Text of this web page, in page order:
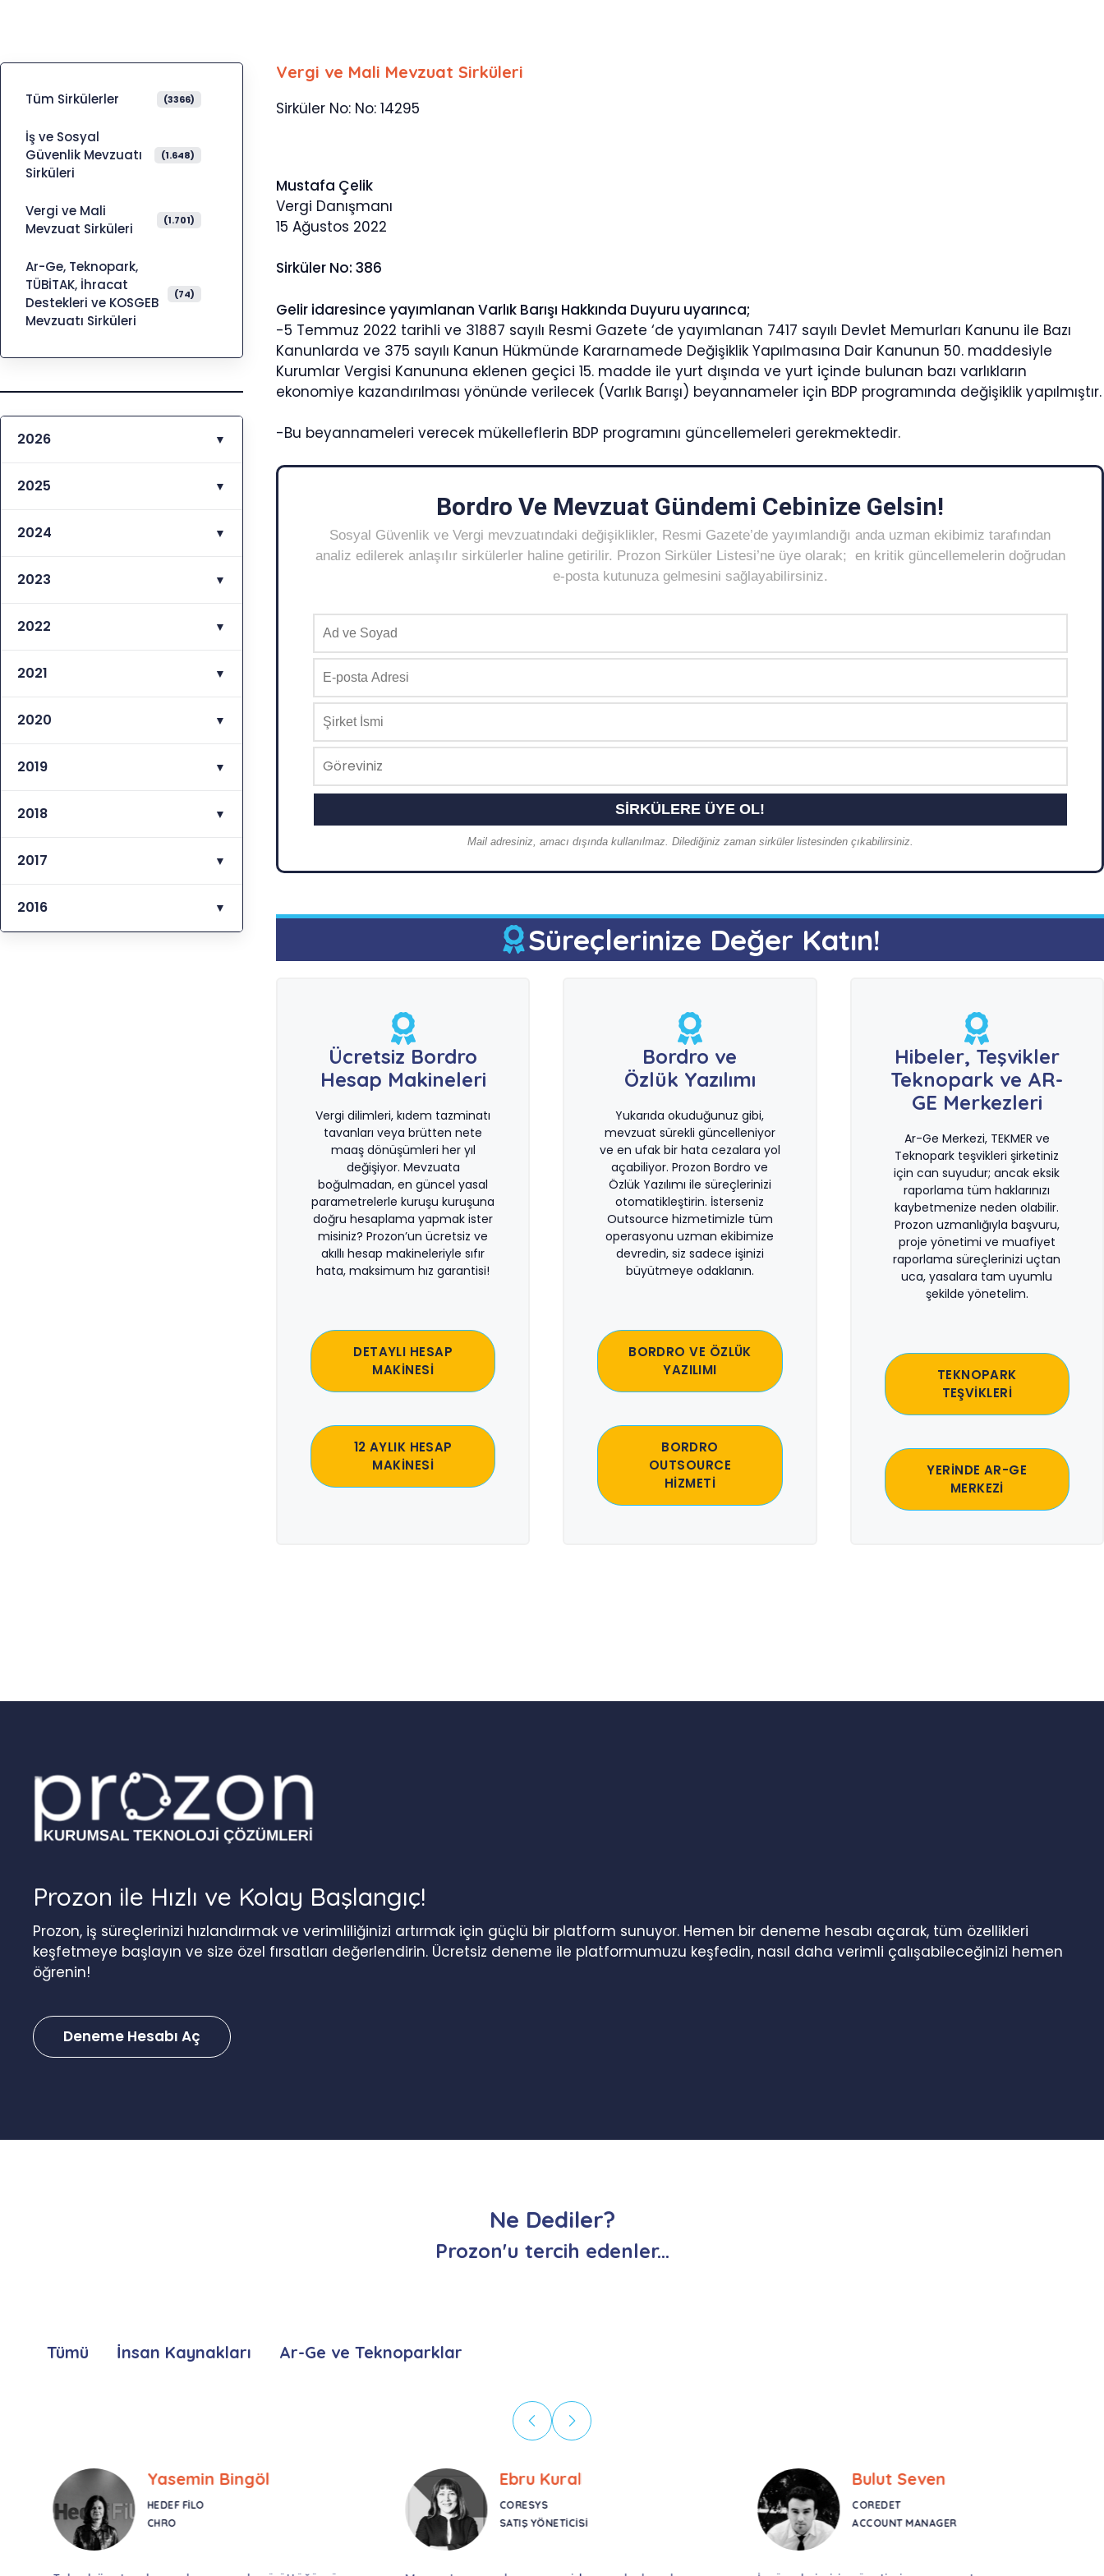
Vergi ve Mali Mevzuat Sirküleri
Sirküler No: No: 14295
Mustafa Çelik
Vergi Danışmanı
15 Ağustos 2022
Sirküler No: 386
Gelir idaresince yayımlanan Varlık Barışı Hakkında Duyuru uyarınca;
-5 Temmuz 2022 tarihli ve 31887 sayılı Resmi Gazete ‘de yayımlanan 7417 sayılı Devlet Memurları Kanunu ile Bazı
Kanunlarda ve 375 sayılı Kanun Hükmünde Kararnamede Değişiklik Yapılmasına Dair Kanunun 50. maddesiyle
Kurumlar Vergisi Kanununa eklenen geçici 15. madde ile yurt dışında ve yurt içinde bulunan bazı varlıkların
ekonomiye kazandırılması yönünde verilecek (Varlık Barışı) beyannameler için BDP programında değişiklik yapılmıştır.
-Bu beyannameleri verecek mükelleflerin BDP programını güncellemeleri gerekmektedir.
Bordro Ve Mevzuat Gündemi Cebinize Gelsin!
Sosyal Güvenlik ve Vergi mevzuatındaki değişiklikler, Resmi Gazete’de yayımlandığı anda uzman ekibimiz tarafından
analiz edilerek anlaşılır sirkülerler haline getirilir. Prozon Sirküler Listesi’ne üye olarak; en kritik güncellemelerin doğrudan
e-posta kutunuza gelmesini sağlayabilirsiniz.
Mail adresiniz, amacı dışında kullanılmaz. Dilediğiniz zaman sirküler listesinden çıkabilirsiniz.
Süreçlerinize Değer Katın!
Ücretsiz Bordro
Hesap Makineleri
Vergi dilimleri, kıdem tazminatı
tavanları veya brütten nete
maaş dönüşümleri her yıl
değişiyor. Mevzuata
boğulmadan, en güncel yasal
parametrelerle kuruşu kuruşuna
doğru hesaplama yapmak ister
misiniz? Prozon’un ücretsiz ve
akıllı hesap makineleriyle sıfır
hata, maksimum hız garantisi!
DETAYLI HESAP
MAKİNESİ
12 AYLIK HESAP
MAKİNESİ
Bordro ve
Özlük Yazılımı
Yukarıda okuduğunuz gibi,
mevzuat sürekli güncelleniyor
ve en ufak bir hata cezalara yol
açabiliyor. Prozon Bordro ve
Özlük Yazılımı ile süreçlerinizi
otomatikleştirin. İsterseniz
Outsource hizmetimizle tüm
operasyonu uzman ekibimize
devredin, siz sadece işinizi
büyütmeye odaklanın.
BORDRO VE ÖZLÜK
YAZILIMI
BORDRO
OUTSOURCE
HİZMETİ
Hibeler, Teşvikler
Teknopark ve AR-
GE Merkezleri
Ar-Ge Merkezi, TEKMER ve
Teknopark teşvikleri şirketiniz
için can suyudur; ancak eksik
raporlama tüm haklarınızı
kaybetmenize neden olabilir.
Prozon uzmanlığıyla başvuru,
proje yönetimi ve muafiyet
raporlama süreçlerinizi uçtan
uca, yasalara tam uyumlu
şekilde yönetelim.
TEKNOPARK
TEŞVİKLERİ
YERİNDE AR-GE
MERKEZİ
Tüm Sirkülerler (3366)
İş ve Sosyal
Güvenlik Mevzuatı
Sirküleri
(1.648)
Vergi ve Mali
Mevzuat Sirküleri
(1.701)
Ar-Ge, Teknopark,
TÜBİTAK, İhracat
Destekleri ve KOSGEB
Mevzuatı Sirküleri
(74)
2026 ▼
2025 ▼
2024 ▼
2023 ▼
2022 ▼
2021 ▼
2020 ▼
2019 ▼
2018 ▼
2017 ▼
2016 ▼
Prozon ile Hızlı ve Kolay Başlangıç!
Prozon, iş süreçlerinizi hızlandırmak ve verimliliğinizi artırmak için güçlü bir platform sunuyor. Hemen bir deneme hesabı açarak, tüm özellikleri
keşfetmeye başlayın ve size özel fırsatları değerlendirin. Ücretsiz deneme ile platformumuzu keşfedin, nasıl daha verimli çalışabileceğinizi hemen
öğrenin!
Deneme Hesabı Aç
Ne Dediler?
Prozon'u tercih edenler...
Tümü İnsan Kaynakları Ar-Ge ve Teknoparklar
Yasemin Bingöl
HEDEF FILO
CHRO
Ebru Kural
CORESYS
SATIŞ YÖNETICISI
Bulut Seven
COREDET
ACCOUNT MANAGER